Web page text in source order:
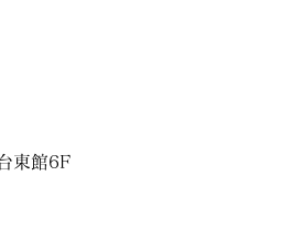
東館6F